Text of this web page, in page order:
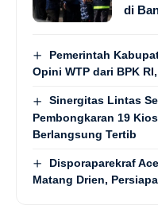
di
Pemerintah
Opini WTP dari BPK
Sinergitas Lintas
Pembongkaran 19
Berlangsung Tertib
Disporaparekraf
Matang Drien,